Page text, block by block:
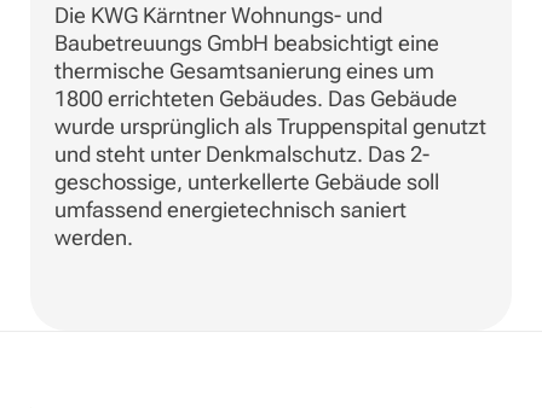
Die KWG Kärntner Wohnungs- und
Baubetreuungs GmbH beabsichtigt eine
thermische Gesamtsanierung eines um
1800 errichteten Gebäudes. Das Gebäude
wurde ursprünglich als Truppenspital genutzt
und steht unter Denkmalschutz. Das 2-
geschossige, unterkellerte Gebäude soll
umfassend energietechnisch saniert
werden.